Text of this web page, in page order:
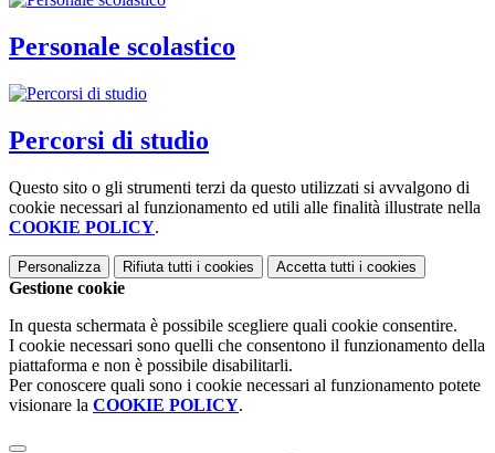
Personale scolastico
Percorsi di studio
Questo sito o gli strumenti terzi da questo utilizzati si avvalgono di
cookie necessari al funzionamento ed utili alle finalità illustrate nella
COOKIE POLICY.
Personalizza Rifiuta tutti i cookies Accetta tutti i cookies
Gestione cookie
In questa schermata è possibile scegliere quali cookie consentire.
I cookie necessari sono quelli che consentono il funzionamento della
piattaforma e non è possibile disabilitarli.
Per conoscere quali sono i cookie necessari al funzionamento potete
visionare la COOKIE POLICY.